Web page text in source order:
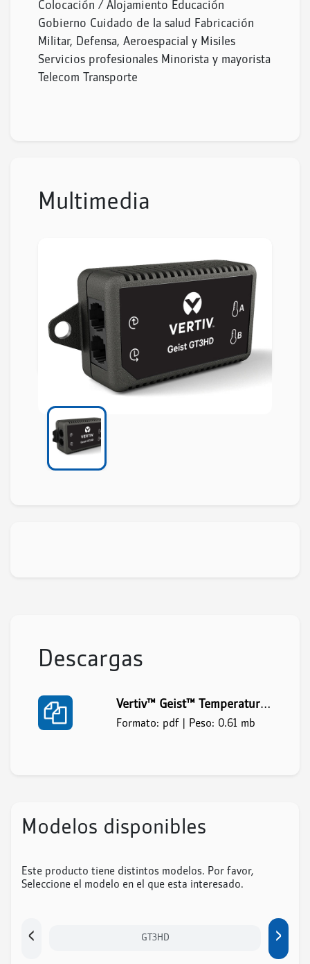
Colocación / Alojamiento Educación
Gobierno Cuidado de la salud Fabricación
Militar, Defensa, Aeroespacial y Misiles
Servicios profesionales Minorista y mayorista
Telecom Transporte
Multimedia
Descargas
Vertiv™ Geist™ Temperature x3, Humidity, Dew Point Sensor - 0
Formato: pdf | Peso: 0.61 mb
Modelos disponibles
Este producto tiene distintos modelos. Por favor,
Seleccione el modelo en el que esta interesado.
GT3HD
‹ ›